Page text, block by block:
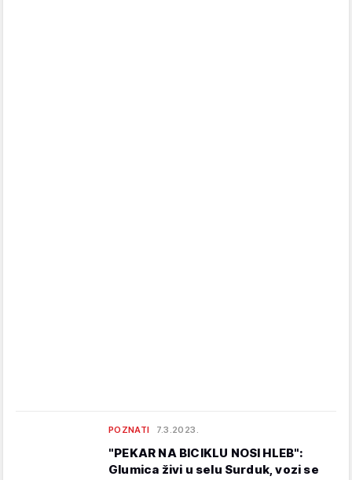
POZNATI 7.3.2023.
"PEKAR NA BICIKLU NOSI HLEB":
Glumica živi u selu Surduk, vozi se